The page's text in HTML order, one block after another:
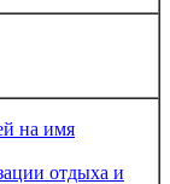
на имя
отдыха и